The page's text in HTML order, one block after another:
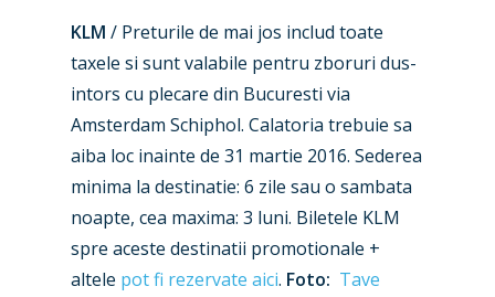
KLM / Preturile de mai jos includ toate
taxele si sunt valabile pentru zboruri dus-
intors cu plecare din Bucuresti via
Amsterdam Schiphol. Calatoria trebuie sa
aiba loc inainte de 31 martie 2016. Sederea
minima la destinatie: 6 zile sau o sambata
noapte, cea maxima: 3 luni. Biletele KLM
spre aceste destinatii promotionale +
altele pot fi rezervate aici. Foto: Tave
Farnborough 2024
Paris 2023
Farnborough 2022
Dubai 2019
Military
Trip Reports
Marketplace
Jobs
Contact